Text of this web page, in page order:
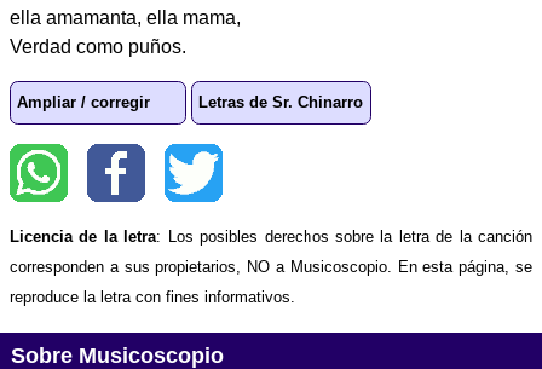
ella amamanta, ella mama,
Verdad como puños.
Ampliar / corregir Letras de Sr. Chinarro
Licencia de la letra: Los posibles derechos sobre la letra de la canción
corresponden a sus propietarios, NO a Musicoscopio. En esta página, se
reproduce la letra con fines informativos.
Sobre Musicoscopio